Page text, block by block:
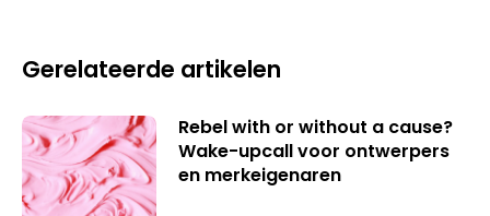
Gerelateerde artikelen
Rebel with or without a cause?
Wake-upcall voor ontwerpers
en merkeigenaren